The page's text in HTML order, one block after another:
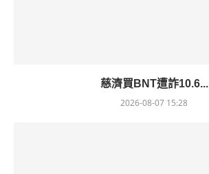
慈濟買BNT遭詐10.6...
2026-08-07 15:28